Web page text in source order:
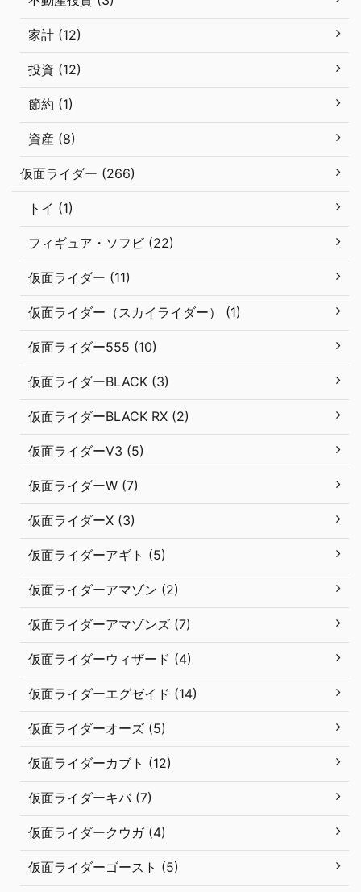
家計 (12)
投資 (12)
節約 (1)
資産 (8)
仮面ライダー (266)
トイ (1)
フィギュア・ソフビ (22)
仮面ライダー (11)
仮面ライダー（スカイライダー） (1)
仮面ライダー555 (10)
仮面ライダーBLACK (3)
仮面ライダーBLACK RX (2)
仮面ライダーV3 (5)
仮面ライダーW (7)
仮面ライダーX (3)
仮面ライダーアギト (5)
仮面ライダーアマゾン (2)
仮面ライダーアマゾンズ (7)
仮面ライダーウィザード (4)
仮面ライダーエグゼイド (14)
仮面ライダーオーズ (5)
仮面ライダーカブト (12)
仮面ライダーキバ (7)
仮面ライダークウガ (4)
仮面ライダーゴースト (5)